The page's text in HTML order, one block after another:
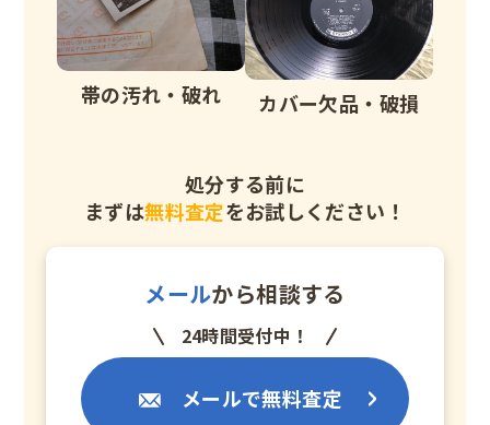
帯の汚れ・破れ カバー欠品・破損
処分する前に
まずは無料査定をお試しください！
メールから相談する
24時間受付中！
メールで無料査定